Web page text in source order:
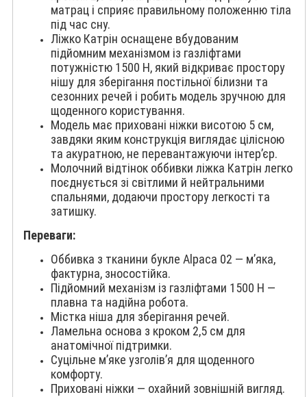
матрац і сприяє правильному положенню тіла
під час сну.
Ліжко Катрін оснащене вбудованим
підйомним механізмом із газліфтами
потужністю 1500 Н, який відкриває простору
нішу для зберігання постільної білизни та
сезонних речей і робить модель зручною для
щоденного користування.
Модель має приховані ніжки висотою 5 см,
завдяки яким конструкція виглядає цілісною
та акуратною, не перевантажуючи інтер’єр.
Молочний відтінок оббивки ліжка Катрін легко
поєднується зі світлими й нейтральними
спальнями, додаючи простору легкості та
затишку.
Переваги:
Оббивка з тканини букле Alpaca 02 — м’яка,
фактурна, зносостійка.
Підйомний механізм із газліфтами 1500 Н —
плавна та надійна робота.
Містка ніша для зберігання речей.
Ламельна основа з кроком 2,5 см для
анатомічної підтримки.
Суцільне м’яке узголів’я для щоденного
комфорту.
Приховані ніжки — охайний зовнішній вигляд.